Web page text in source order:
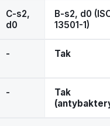
C-s2,
d0
B-s2, d0
13501-1)
- Tak
-
Tak